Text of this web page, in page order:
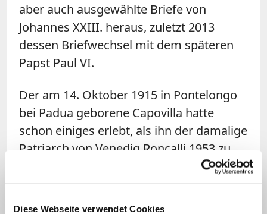
Diese Webseite verwendet Cookies
aber auch ausgewählte Briefe von
Johannes XXIII. heraus, zuletzt 2013
dessen Briefwechsel mit dem späteren
Papst Paul VI.
Der am 14. Oktober 1915 in Pontelongo
bei Padua geborene Capovilla hatte
schon einiges erlebt, als ihn der damalige
Patriarch von Venedig Roncalli 1953 zu
seinem Privatsekretär ernannte: Er war
Religionslehrer, Chefredakteur einer